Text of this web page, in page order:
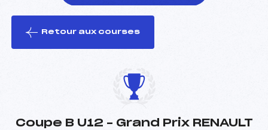
le ski
Retour aux courses
Coupe B U12 – Grand Prix RENAULT